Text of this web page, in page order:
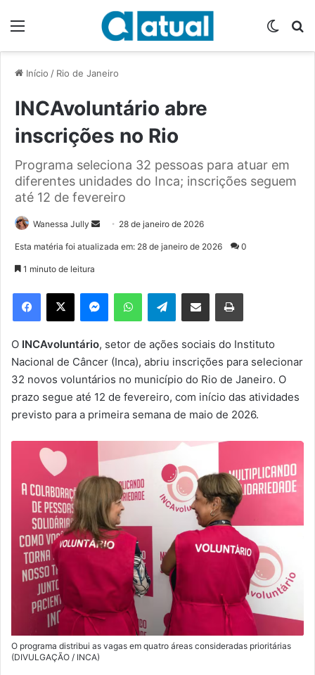
Início / Rio de Janeiro
INCAvoluntário abre
inscrições no Rio
Programa seleciona 32 pessoas para atuar em
diferentes unidades do Inca; inscrições seguem
até 12 de fevereiro
Wanessa Jully
e
m
-
m
a
i
28 de janeiro de 2026
Esta matéria foi atualizada em: 28 de janeiro de 2026 0
1 minuto de leitura
Telegram
O INCAvoluntário, setor de ações sociais do Instituto
Nacional de Câncer (Inca), abriu inscrições para selecionar
32 novos voluntários no município do Rio de Janeiro. O
prazo segue até 12 de fevereiro, com início das atividades
previsto para a primeira semana de maio de 2026.
O programa distribui as vagas em quatro áreas consideradas prioritárias
(DIVULGAÇÃO / INCA)